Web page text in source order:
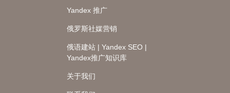
Yandex 推广
俄罗斯社媒营销
俄语建站 | Yandex SEO |
Yandex推广知识库
关于我们